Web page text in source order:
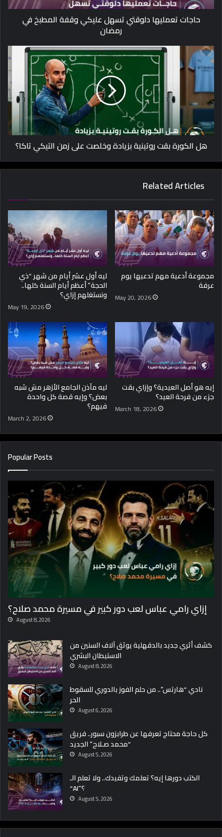
حاجات تعمليها دلوقتي تسهل عليكي وقفة المطبخ في
رمضان
هل الكورة بقت روتينية بزيادة وخلصت على زمن التيكي تاكا؟
Related Articles
مجموعة أدعية مهم تدعيها يوم
عرفة
May 20, 2026
ليه أول عشر أيام من شهر “ذي
الحجة” أعظم أيام السنة كلها..
ونستغلهم إزاي؟
May 19, 2026
إيه هو أصل العيدية؟ وإزاي بقت
جزء من فرحة العيد؟
March 18, 2026
ليه مآذن الجامع الأزهر مش شبه
بعض؟ وإيه قصة كل واحدة
فيهم؟
March 2, 2026
Popular Posts
إزاي رامي عباس لعب دور كبير في مسيرة محمد صلاح؟
August 8, 2026
كشف أثري جديد بالدقهلية يوثق آلاف السنين من
الاستيطان البشري
August 8, 2026
نادي “هارتس”.. من حلم الفوز بالدوري للسقوط
الحر
August 6, 2026
كل حاجة محتاج تعرفها عن طرابزون سبور.. فريق
“محمد صـلاح” الجديد
August 5, 2026
الكتب دورها إيه؟ تعلمك وتفيدك.. ولا تعلم الـ
“AI”؟
August 5, 2026